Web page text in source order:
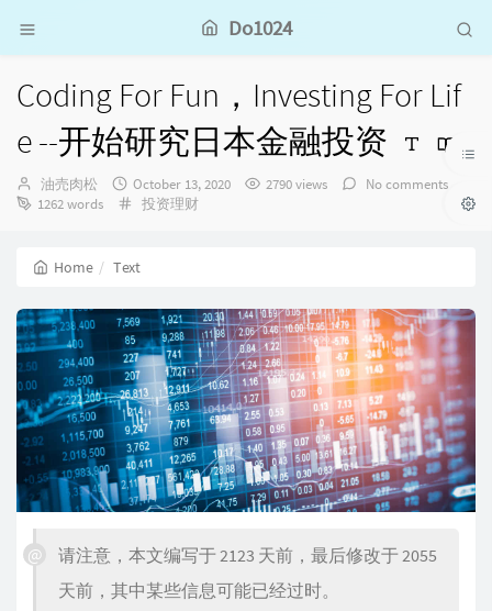
Do1024
Coding For Fun，Investing For Lif
e --开始研究日本金融投资
Author：
油売肉松
发
布
October 13, 2020 2790 views
No comments
1262 words
Categories：
投资理财
Home Text
请注意，本文编写于 2123 天前，最后修改于 2055
天前，其中某些信息可能已经过时。